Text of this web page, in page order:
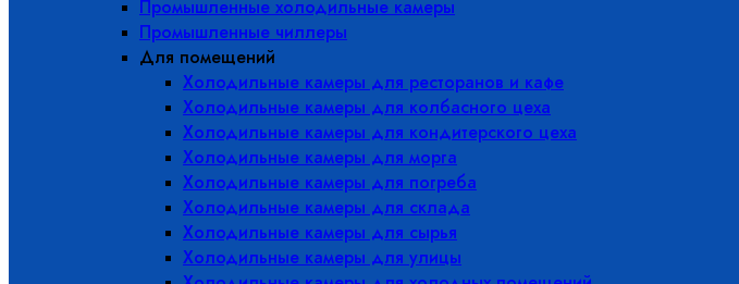
Промышленные холодильные камеры
Промышленные чиллеры
Для помещений
Холодильные камеры для ресторанов и кафе
Холодильные камеры для колбасного цеха
Холодильные камеры для кондитерского цеха
Холодильные камеры для морга
Холодильные камеры для погреба
Холодильные камеры для склада
Холодильные камеры для сырья
Холодильные камеры для улицы